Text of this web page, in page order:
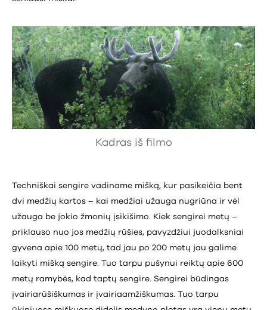
Kadras iš filmo
Techniškai sengire vadiname mišką, kur pasikeičia bent
dvi medžių kartos – kai medžiai užauga nugriūna ir vėl
užauga be jokio žmonių įsikišimo. Kiek sengirei metų –
priklauso nuo jos medžių rūšies, pavyzdžiui juodalksniai
gyvena apie 100 metų, tad jau po 200 metų jau galime
laikyti mišką sengire. Tuo tarpu pušynui reiktų apie 600
metų ramybės, kad taptų sengire. Sengirei būdingas
įvairiarūšiškumas ir įvairiaamžiškumas. Tuo tarpu